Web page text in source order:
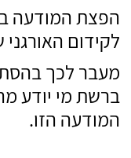
הפצת המודעה
לקידום
מעבר לכך
ברשת מי יודע
המודעה הזו.